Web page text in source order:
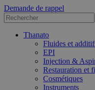
Demande de rappel
Thanato
Fluides et
EPI
Injection &
Restauration et
Cosmétiques
Instruments